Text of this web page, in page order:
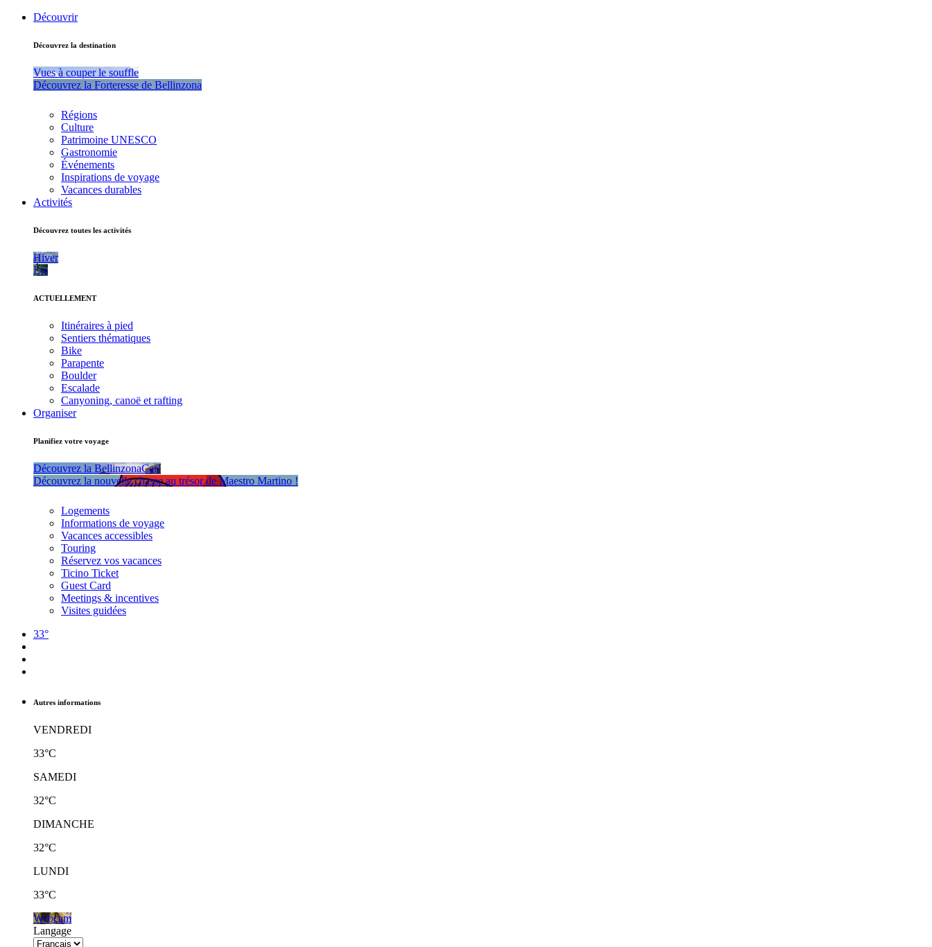
Découvrir
Découvrez la destination
Vues à couper le souffle
Découvrez la Forteresse de Bellinzona
Régions
Culture
Patrimoine UNESCO
Gastronomie
Événements
Inspirations de voyage
Vacances durables
Activités
Découvrez toutes les activités
Hiver
Été
ACTUELLEMENT
Itinéraires à pied
Sentiers thématiques
Bike
Parapente
Boulder
Escalade
Canyoning, canoë et rafting
Organiser
Planifiez votre voyage
Découvrez la BellinzonaCar!
Découvrez la nouvelle chasse au trésor de Maestro Martino !
Logements
Informations de voyage
Vacances accessibles
Touring
Réservez vos vacances
Ticino Ticket
Guest Card
Meetings & incentives
Visites guidées
33°
Autres informations
VENDREDI
33°C
SAMEDI
32°C
DIMANCHE
32°C
LUNDI
33°C
Webcam
Langage